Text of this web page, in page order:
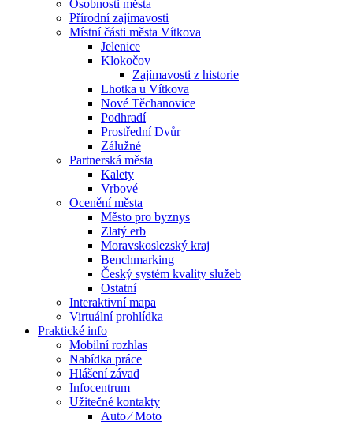
Osobnosti města
Přírodní zajímavosti
Místní části města Vítkova
Jelenice
Klokočov
Zajímavosti z historie
Lhotka u Vítkova
Nové Těchanovice
Podhradí
Prostřední Dvůr
Zálužné
Partnerská města
Kalety
Vrbové
Ocenění města
Město pro byznys
Zlatý erb
Moravskoslezský kraj
Benchmarking
Český systém kvality služeb
Ostatní
Interaktivní mapa
Virtuální prohlídka
Praktické info
Mobilní rozhlas
Nabídka práce
Hlášení závad
Infocentrum
Užitečné kontakty
Auto ⁄ Moto